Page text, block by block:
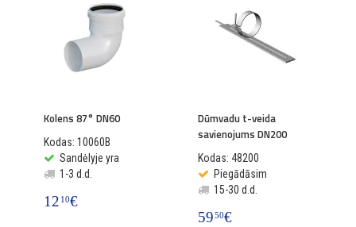
Kolens 87° DN60
Kodas: 10060B
Sandėlyje yra
1-3 d.d.
12 10€
Dūmvadu t-veida
savienojums DN200
Kodas: 48200
Piegādāsim
15-30 d.d.
5950€